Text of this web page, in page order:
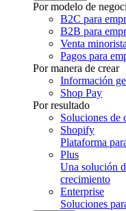
Por modelo de
B2C para
B2B para
Venta
Pagos para
Por manera de crear
Información
Shop Pay
Por resultado
Soluciones de
Shopify
Plataforma
Plus
Una solución
crecimiento
Enterprise
Soluciones